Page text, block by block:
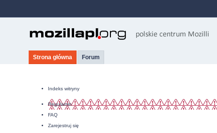
Strona główna Forum
Indeks witryny
Regulamin
FAQ
Zarejestruj się